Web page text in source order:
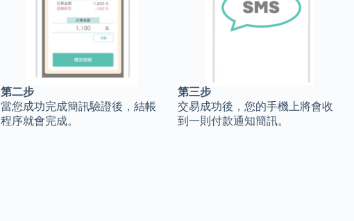
第二步
當您成功完成簡訊驗證後，結帳
程序就會完成。
第三步
交易成功後，您的手機上將會收
到一則付款通知簡訊。